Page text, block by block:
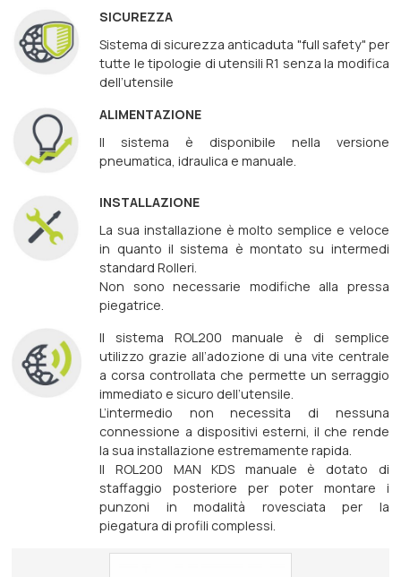
SICUREZZA
Sistema di sicurezza anticaduta "full safety" per
tutte le tipologie di utensili R1 senza la modifica
dell’utensile
ALIMENTAZIONE
Il sistema è disponibile nella versione
pneumatica, idraulica e manuale.
INSTALLAZIONE
La sua installazione è molto semplice e veloce
in quanto il sistema è montato su intermedi
standard Rolleri.
Non sono necessarie modifiche alla pressa
piegatrice.
Il sistema ROL200 manuale è di semplice
utilizzo grazie all’adozione di una vite centrale
a corsa controllata che permette un serraggio
immediato e sicuro dell’utensile.
L’intermedio non necessita di nessuna
connessione a dispositivi esterni, il che rende
la sua installazione estremamente rapida.
Il ROL200 MAN KDS manuale è dotato di
staffaggio posteriore per poter montare i
punzoni in modalità rovesciata per la
piegatura di profili complessi.